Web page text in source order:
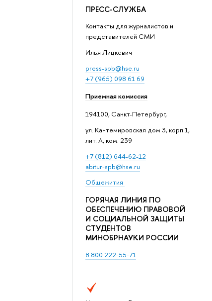
ПРЕСС-СЛУЖБА
Контакты для журналистов и
представителей СМИ
Илья Лицкевич
press-spb@hse.ru
+7 (965) 098 61 69
Приемная комиссия
194100, Санкт-Петербург,
ул. Кантемировская дом 3, корп.1,
лит. А, ком. 239
+7 (812) 644-62-12
abitur-spb@hse.ru
Общежития
ГОРЯЧАЯ ЛИНИЯ ПО
ОБЕСПЕЧЕНИЮ ПРАВОВОЙ
И СОЦИАЛЬНОЙ ЗАЩИТЫ
СТУДЕНТОВ
МИНОБРНАУКИ РОССИИ
8 800 222-55-71